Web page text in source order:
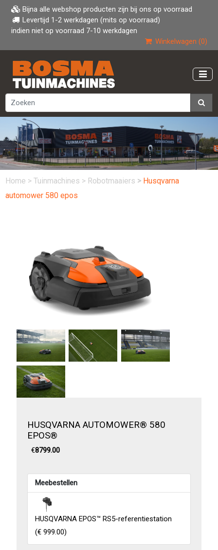
Bijna alle webshop producten zijn bij ons op voorraad
Levertijd 1-2 werkdagen (mits op voorraad)
indien niet op voorraad 7-10 werkdagen
Winkelwagen (0)
Home >Tuinmachines > Robotmaaiers > Husqvarna
automower 580 epos
HUSQVARNA AUTOMOWER® 580
EPOS®
€8799.00
Meebestellen
HUSQVARNA EPOS™ RS5-referentiestation
(€ 999.00)